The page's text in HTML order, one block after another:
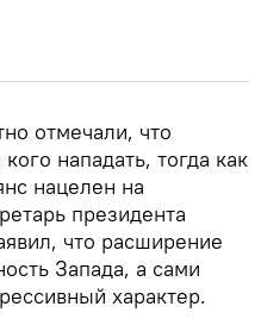
отмечали, что
нападать, тогда как
нацелен на
президента
что расширение
Запада, а сами
характер.